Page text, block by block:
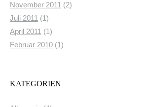
November 2011 (2)
Juli 2011 (1)
April 2011 (1)
Februar 2010 (1)
KATEGORIEN